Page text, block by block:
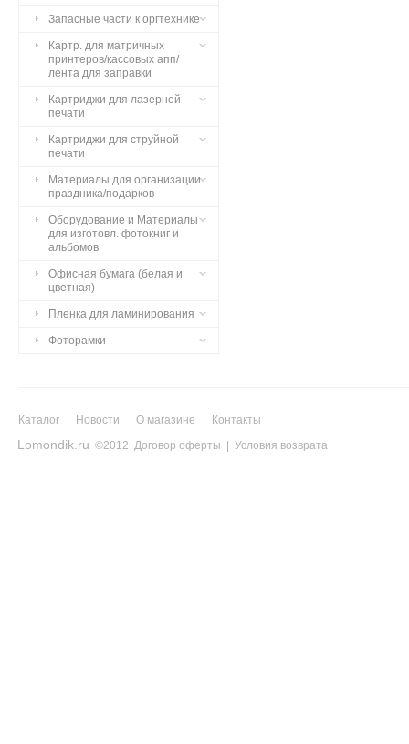
Запасные части к оргтехнике
Картр. для матричных
принтеров/кассовых апп/
лента для заправки
Картриджи для лазерной
печати
Картриджи для струйной
печати
Материалы для организации
праздника/подарков
Оборудование и Материалы
для изготовл. фотокниг и
альбомов
Офисная бумага (белая и
цветная)
Пленка для ламинирования
Фоторамки
Каталог Новости О магазине Контакты
Lomondik.ru ©2012 Договор оферты Условия возврата